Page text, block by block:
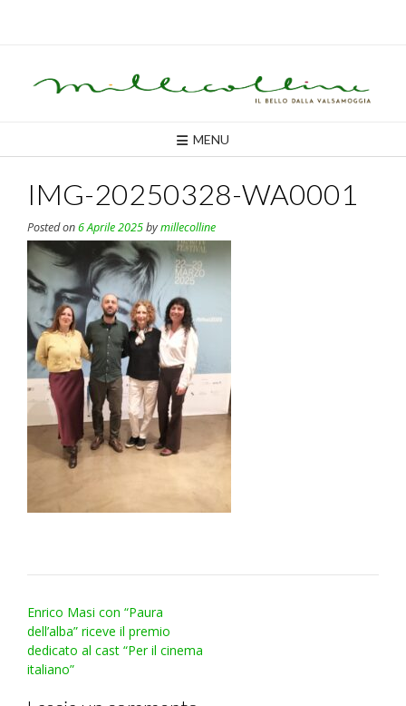
MENU
IMG-20250328-WA0001
Posted on6 Aprile 2025bymillecolline
Post
navigation
Enrico Masi con “Paura
dell’alba” riceve il premio
dedicato al cast “Per il cinema
italiano”